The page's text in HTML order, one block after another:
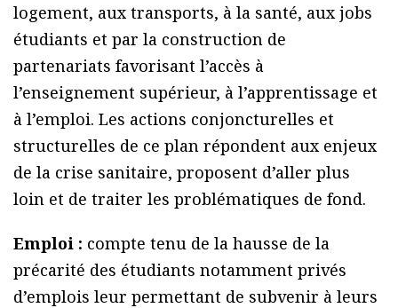
logement, aux transports, à la santé, aux jobs
étudiants et par la construction de
partenariats favorisant l’accès à
l’enseignement supérieur, à l’apprentissage et
à l’emploi. Les actions conjoncturelles et
structurelles de ce plan répondent aux enjeux
de la crise sanitaire, proposent d’aller plus
loin et de traiter les problématiques de fond.
Emploi : compte tenu de la hausse de la
précarité des étudiants notamment privés
d’emplois leur permettant de subvenir à leurs